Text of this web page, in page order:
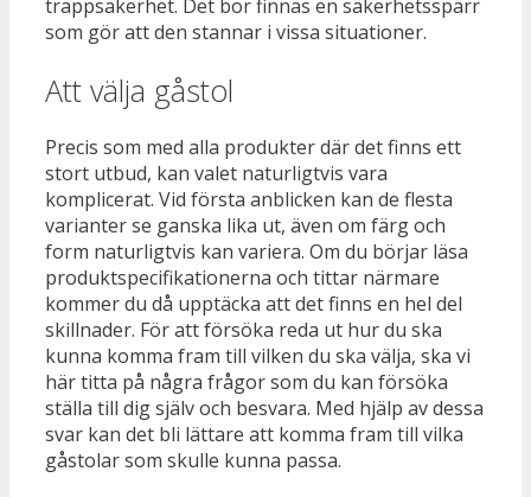
trappsäkerhet. Det bör finnas en säkerhetsspärr
som gör att den stannar i vissa situationer.
Att välja gåstol
Precis som med alla produkter där det finns ett
stort utbud, kan valet naturligtvis vara
komplicerat. Vid första anblicken kan de flesta
varianter se ganska lika ut, även om färg och
form naturligtvis kan variera. Om du börjar läsa
produktspecifikationerna och tittar närmare
kommer du då upptäcka att det finns en hel del
skillnader. För att försöka reda ut hur du ska
kunna komma fram till vilken du ska välja, ska vi
här titta på några frågor som du kan försöka
ställa till dig själv och besvara. Med hjälp av dessa
svar kan det bli lättare att komma fram till vilka
gåstolar som skulle kunna passa.